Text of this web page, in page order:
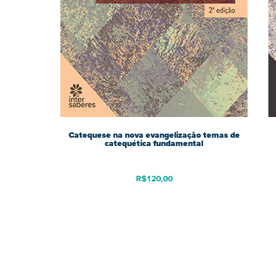
Catequese na nova evangelização temas de
catequética fundamental
R$120,00